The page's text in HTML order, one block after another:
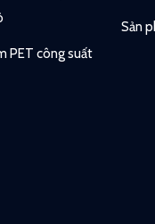
PET công suất
Sản